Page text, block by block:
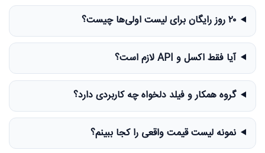
۲۰ روز رایگان برای لیست اولی‌ها چیست؟
آیا فقط اکسل و API لازم است؟
گروه همکار و فیلد دلخواه چه کاربردی دارد؟
نمونه لیست قیمت واقعی را کجا ببینم؟